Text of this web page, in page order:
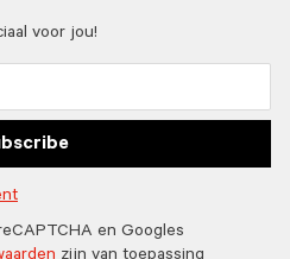
voor jou!
en Googles